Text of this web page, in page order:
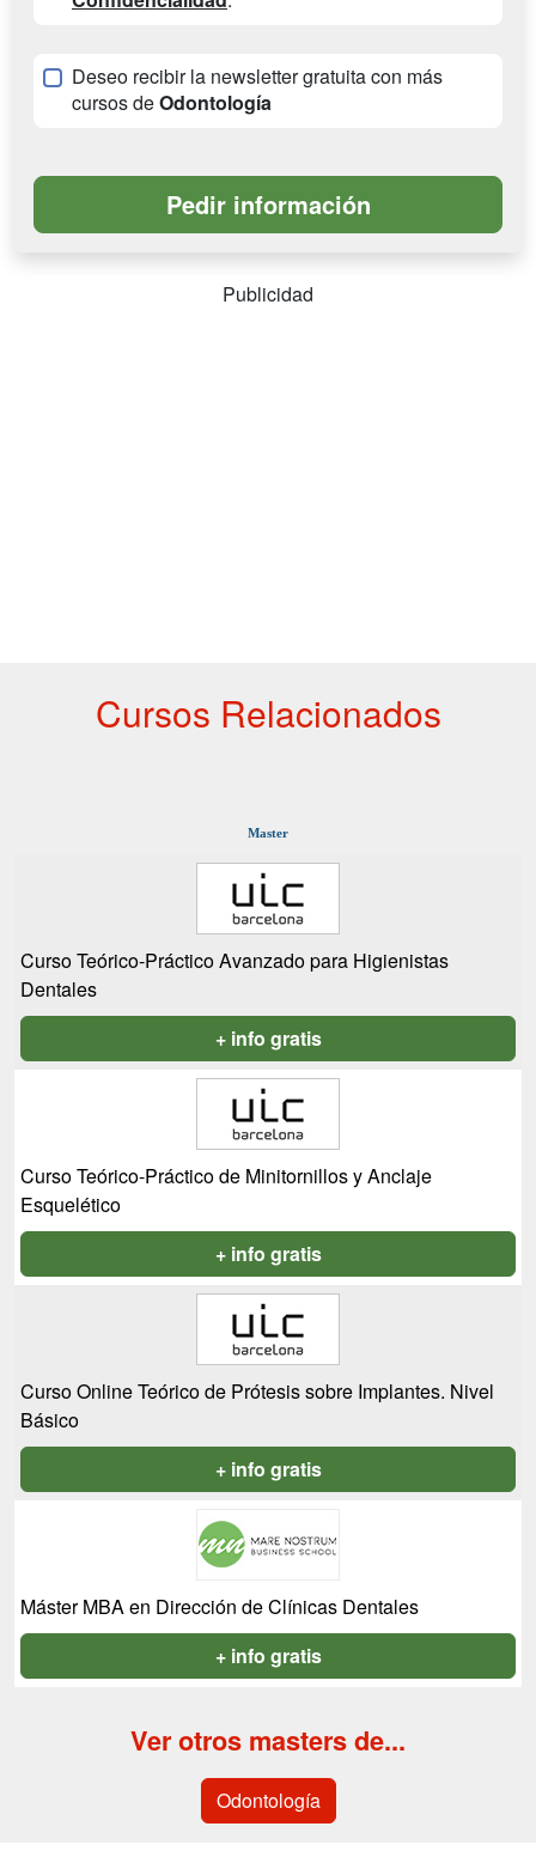
Deseo recibir la newsletter gratuita con más
cursos deOdontología
Publicidad
Cursos Relacionados
Master
Curso Teórico-Práctico Avanzado para Higienistas
Dentales
+ info gratis
Curso Teórico-Práctico de Minitornillos y Anclaje
Esquelético
+ info gratis
Curso Online Teórico de Prótesis sobre Implantes. Nivel
Básico
+ info gratis
Máster MBA en Dirección de Clínicas Dentales
+ info gratis
Ver otros masters de...
Odontología